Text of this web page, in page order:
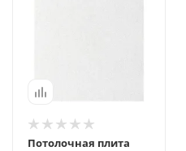
Потолочная плита